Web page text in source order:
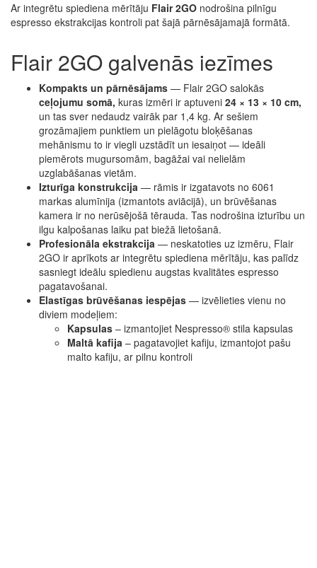
Ar integrētu spiediena mērītāju Flair 2GO nodrošina pilnīgu
espresso ekstrakcijas kontroli pat šajā pārnēsājamajā formātā.
Flair 2GO galvenās iezīmes
Kompakts un pārnēsājams — Flair 2GO salokās
ceļojumu somā, kuras izmēri ir aptuveni 24 × 13 × 10 cm,
un tas sver nedaudz vairāk par 1,4 kg. Ar sešiem
grozāmajiem punktiem un pielāgotu bloķēšanas
mehānismu to ir viegli uzstādīt un iesaiņot — ideāli
piemērots mugursomām, bagāžai vai nelielām
uzglabāšanas vietām.
Izturīga konstrukcija — rāmis ir izgatavots no 6061
markas alumīnija (izmantots aviācijā), un brūvēšanas
kamera ir no nerūsējošā tērauda. Tas nodrošina izturību un
ilgu kalpošanas laiku pat biežā lietošanā.
Profesionāla ekstrakcija — neskatoties uz izmēru, Flair
2GO ir aprīkots ar integrētu spiediena mērītāju, kas palīdz
sasniegt ideālu spiedienu augstas kvalitātes espresso
pagatavošanai.
Elastīgas brūvēšanas iespējas — izvēlieties vienu no
diviem modeļiem:
Kapsulas – izmantojiet Nespresso® stila kapsulas
Maltā kafija – pagatavojiet kafiju, izmantojot pašu
malto kafiju, ar pilnu kontroli